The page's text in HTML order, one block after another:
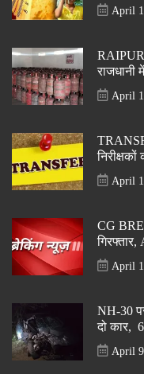
April
राजधानी
April
April
CG
April
NH-30
दो कार,
April